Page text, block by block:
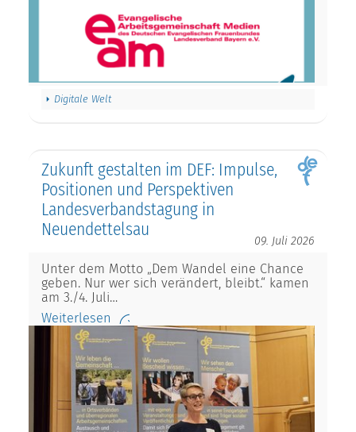
Digitale Welt
Zukunft gestalten im DEF: Impulse,
Positionen und Perspektiven
Landesverbandstagung in
Neuendettelsau
09. Juli 2026
Unter dem Motto „Dem Wandel eine Chance
geben. Nur wer sich verändert, bleibt.“ kamen
am 3./4. Juli…
Weiterlesen